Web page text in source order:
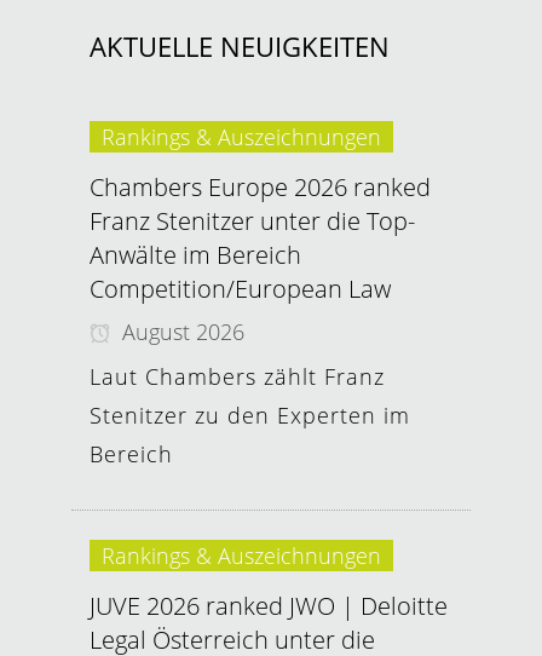
AKTUELLE NEUIGKEITEN
Rankings & Auszeichnungen
Chambers Europe 2026 ranked
Franz Stenitzer unter die Top-
Anwälte im Bereich
Competition/European Law
August 2026
Laut Chambers zählt Franz
Stenitzer zu den Experten im
Bereich
Rankings & Auszeichnungen
JUVE 2026 ranked JWO | Deloitte
Legal Österreich unter die